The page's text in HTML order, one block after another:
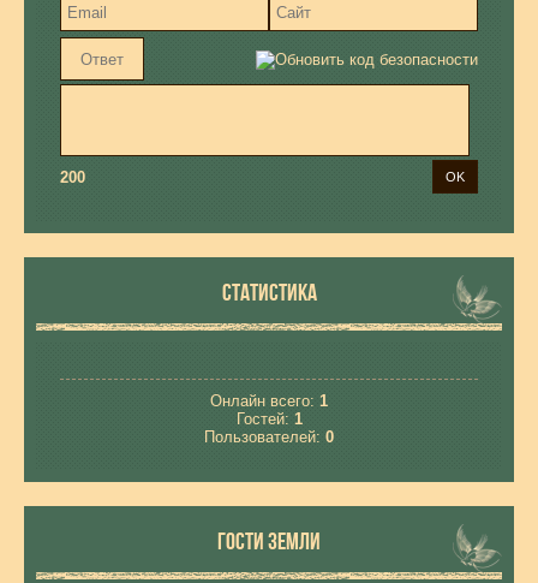
200
СТАТИСТИКА
Онлайн всего: 1
Гостей: 1
Пользователей: 0
ГОСТИ ЗЕМЛИ